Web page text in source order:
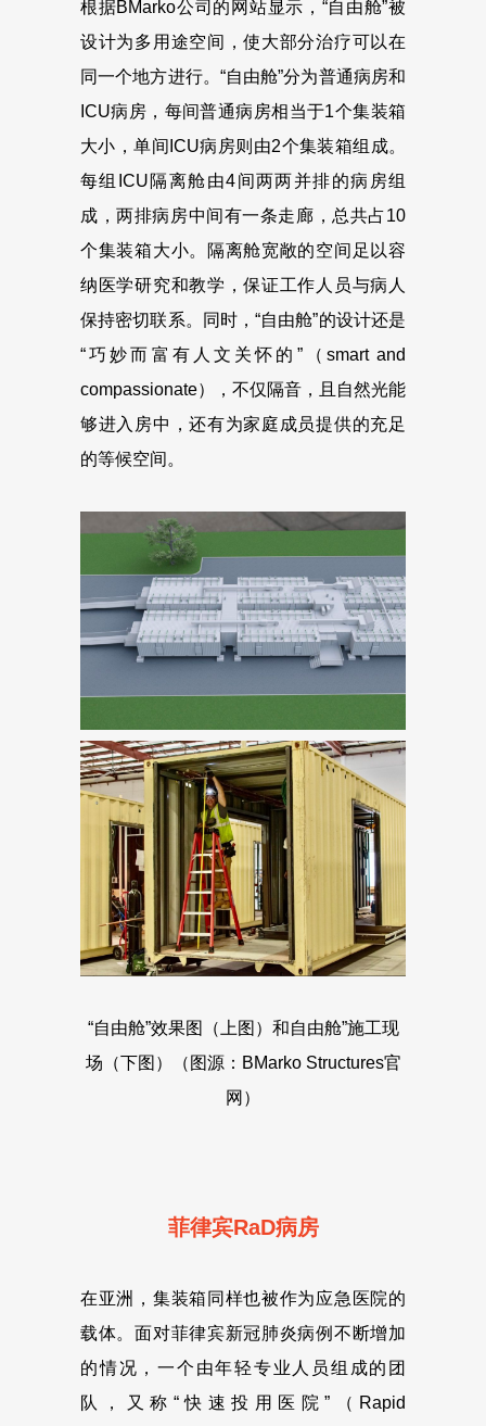
根据BMarko公司的网站显示，“自由舱”被
设计为多用途空间，使大部分治疗可以在
同一个地方进行。“自由舱”分为普通病房和
ICU病房，每间普通病房相当于1个集装箱
大小，单间ICU病房则由2个集装箱组成。
每组ICU隔离舱由4间两两并排的病房组
成，两排病房中间有一条走廊，总共占10
个集装箱大小。隔离舱宽敞的空间足以容
纳医学研究和教学，保证工作人员与病人
保持密切联系。同时，“自由舱”的设计还是
“巧妙而富有人文关怀的”（smart and
compassionate），不仅隔音，且自然光能
够进入房中，还有为家庭成员提供的充足
的等候空间。
“自由舱”效果图（上图）和自由舱”施工现
场（下图）（图源：BMarko Structures官
网）
菲律宾RaD病房
在亚洲，集装箱同样也被作为应急医院的
载体。面对菲律宾新冠肺炎病例不断增加
的情况，一个由年轻专业人员组成的团
队，又称“快速投用医院”（Rapid